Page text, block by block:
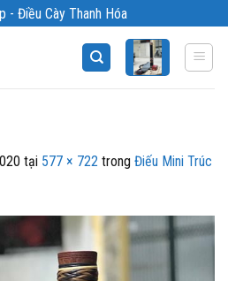
- Điều Cày Thanh Hóa
tại 577 × 722 trong Điếu Mini Trúc